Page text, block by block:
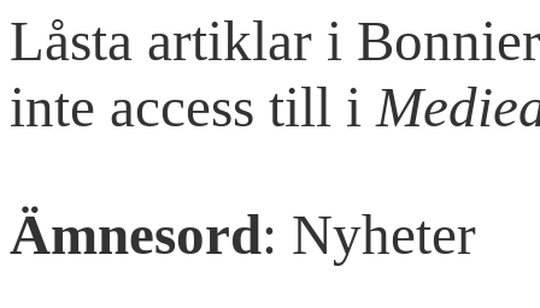
Låsta artiklar i
inte access till i
Ämnesord: Nyheter